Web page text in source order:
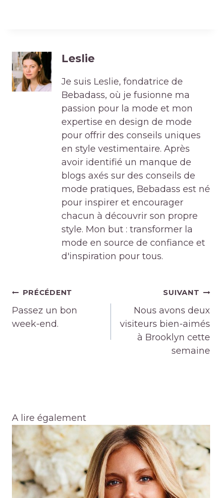
Leslie
Je suis Leslie, fondatrice de
Bebadass, où je fusionne ma
passion pour la mode et mon
expertise en design de mode
pour offrir des conseils uniques
en style vestimentaire. Après
avoir identifié un manque de
blogs axés sur des conseils de
mode pratiques, Bebadass est né
pour inspirer et encourager
chacun à découvrir son propre
style. Mon but : transformer la
mode en source de confiance et
d'inspiration pour tous.
Navigation
de
l’article
PRÉCÉDENT
Passez un bon
week-end.
SUIVANT
Nous avons deux
visiteurs bien-aimés
à Brooklyn cette
semaine
A lire également